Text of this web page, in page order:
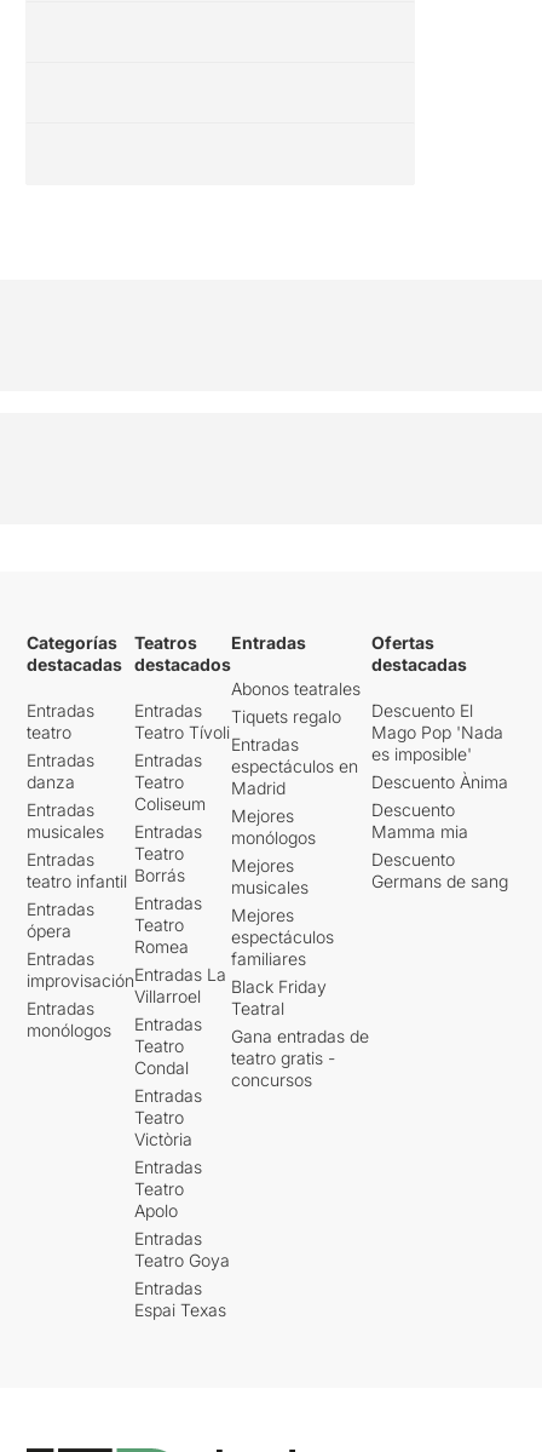
Categorías
destacadas
Entradas
teatro
Entradas
danza
Entradas
musicales
Entradas
teatro infantil
Entradas
ópera
Entradas
improvisación
Entradas
monólogos
Teatros
destacados
Entradas
Teatro Tívoli
Entradas
Teatro
Coliseum
Entradas
Teatro
Borrás
Entradas
Teatro
Romea
Entradas La
Villarroel
Entradas
Teatro
Condal
Entradas
Teatro
Victòria
Entradas
Teatro
Apolo
Entradas
Teatro Goya
Entradas
Espai Texas
Entradas
Abonos teatrales
Tiquets regalo
Entradas
espectáculos en
Madrid
Mejores
monólogos
Mejores
musicales
Mejores
espectáculos
familiares
Black Friday
Teatral
Gana entradas de
teatro gratis -
concursos
Ofertas
destacadas
Descuento El
Mago Pop 'Nada
es imposible'
Descuento Ànima
Descuento
Mamma mia
Descuento
Germans de sang